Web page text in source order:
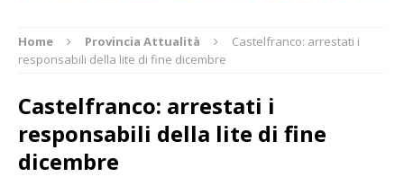
Home Provincia Attualità
Castelfranco: arrestati i
responsabili della lite di fine dicembre
Castelfranco: arrestati i
responsabili della lite di fine
dicembre